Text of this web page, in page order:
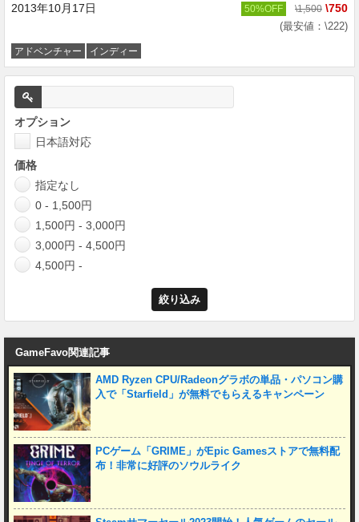
2013年10月17日 50%OFF \1,500 \750
(最安値：\222)
アドベンチャー インディー
オプション
日本語対応
価格
指定なし
0 - 1,500円
1,500円 - 3,000円
3,000円 - 4,500円
4,500円 -
GameFavo関連記事
AMD Ryzen CPU/Radeonグラボの単品・パソコン購
入で「Starfield」が無料でもらえるキャンペーン
PCゲーム「GRIME」がEpic Gamesストアで無料配
布！非常に好評のソウルライク